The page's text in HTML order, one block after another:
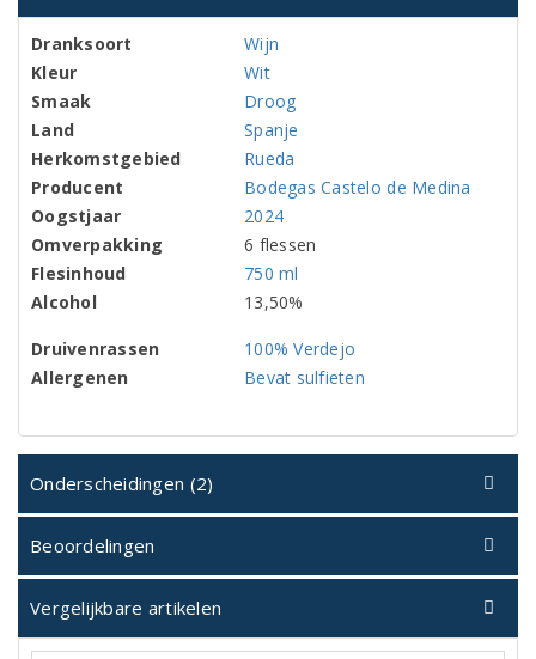
Dranksoort
Wijn
Kleur
Wit
Smaak
Droog
Land
Spanje
Herkomstgebied
Rueda
Producent
Bodegas Castelo de Medina
Oogstjaar
2024
Omverpakking
6 flessen
Flesinhoud
750 ml
Alcohol
13,50%
Druivenrassen
100% Verdejo
Allergenen
Bevat sulfieten
Onderscheidingen (2)
Beoordelingen
Vergelijkbare artikelen